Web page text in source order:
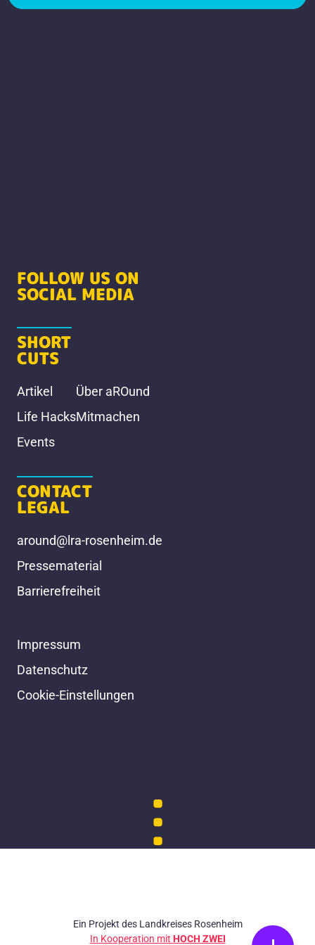
FOLLOW US ON
SOCIAL MEDIA
SHORT
CUTS
Artikel
Life Hacks
Events
Über aROund
Mitmachen
CONTACT
LEGAL
around@lra-rosenheim.de
Pressematerial
Barrierefreiheit
Impressum
Datenschutz
Cookie-Einstellungen
Ein Projekt des Landkreises Rosenheim
In Kooperation mit HOCH ZWEI